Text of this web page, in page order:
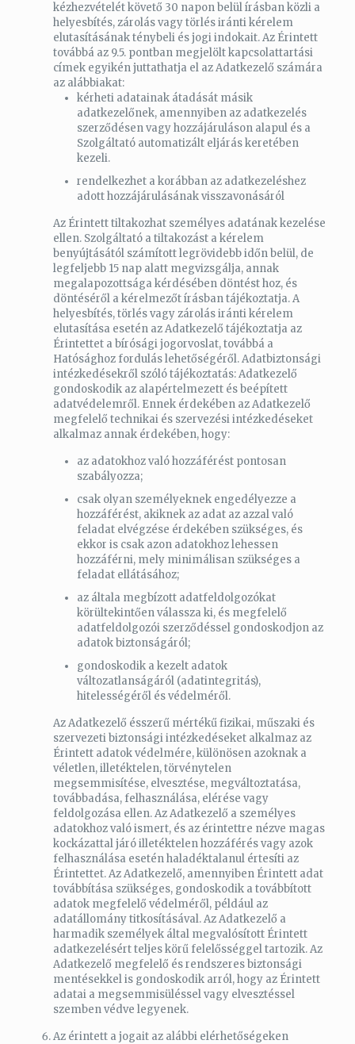
kézhezvételét követő 30 napon belül írásban közli a
helyesbítés, zárolás vagy törlés iránti kérelem
elutasításának ténybeli és jogi indokait. Az Érintett
továbbá az 9.5. pontban megjelölt kapcsolattartási
címek egyikén juttathatja el az Adatkezelő számára
az alábbiakat:
kérheti adatainak átadását másik
adatkezelőnek, amennyiben az adatkezelés
szerződésen vagy hozzájáruláson alapul és a
Szolgáltató automatizált eljárás keretében
kezeli.
rendelkezhet a korábban az adatkezeléshez
adott hozzájárulásának visszavonásáról
Az Érintett tiltakozhat személyes adatának kezelése
ellen. Szolgáltató a tiltakozást a kérelem
benyújtásától számított legrövidebb időn belül, de
legfeljebb 15 nap alatt megvizsgálja, annak
megalapozottsága kérdésében döntést hoz, és
döntéséről a kérelmezőt írásban tájékoztatja. A
helyesbítés, törlés vagy zárolás iránti kérelem
elutasítása esetén az Adatkezelő tájékoztatja az
Érintettet a bírósági jogorvoslat, továbbá a
Hatósághoz fordulás lehetőségéről. Adatbiztonsági
intézkedésekről szóló tájékoztatás: Adatkezelő
gondoskodik az alapértelmezett és beépített
adatvédelemről. Ennek érdekében az Adatkezelő
megfelelő technikai és szervezési intézkedéseket
alkalmaz annak érdekében, hogy:
az adatokhoz való hozzáférést pontosan
szabályozza;
csak olyan személyeknek engedélyezze a
hozzáférést, akiknek az adat az azzal való
feladat elvégzése érdekében szükséges, és
ekkor is csak azon adatokhoz lehessen
hozzáférni, mely minimálisan szükséges a
feladat ellátásához;
az általa megbízott adatfeldolgozókat
körültekintően válassza ki, és megfelelő
adatfeldolgozói szerződéssel gondoskodjon az
adatok biztonságáról;
gondoskodik a kezelt adatok
változatlanságáról (adatintegritás),
hitelességéről és védelméről.
Az Adatkezelő ésszerű mértékű fizikai, műszaki és
szervezeti biztonsági intézkedéseket alkalmaz az
Érintett adatok védelmére, különösen azoknak a
véletlen, illetéktelen, törvénytelen
megsemmisítése, elvesztése, megváltoztatása,
továbbadása, felhasználása, elérése vagy
feldolgozása ellen. Az Adatkezelő a személyes
adatokhoz való ismert, és az érintettre nézve magas
kockázattal járó illetéktelen hozzáférés vagy azok
felhasználása esetén haladéktalanul értesíti az
Érintettet. Az Adatkezelő, amennyiben Érintett adat
továbbítása szükséges, gondoskodik a továbbított
adatok megfelelő védelméről, például az
adatállomány titkosításával. Az Adatkezelő a
harmadik személyek által megvalósított Érintett
adatkezelésért teljes körű felelősséggel tartozik. Az
Adatkezelő megfelelő és rendszeres biztonsági
mentésekkel is gondoskodik arról, hogy az Érintett
adatai a megsemmisüléssel vagy elvesztéssel
szemben védve legyenek.
Az érintett a jogait az alábbi elérhetőségeken